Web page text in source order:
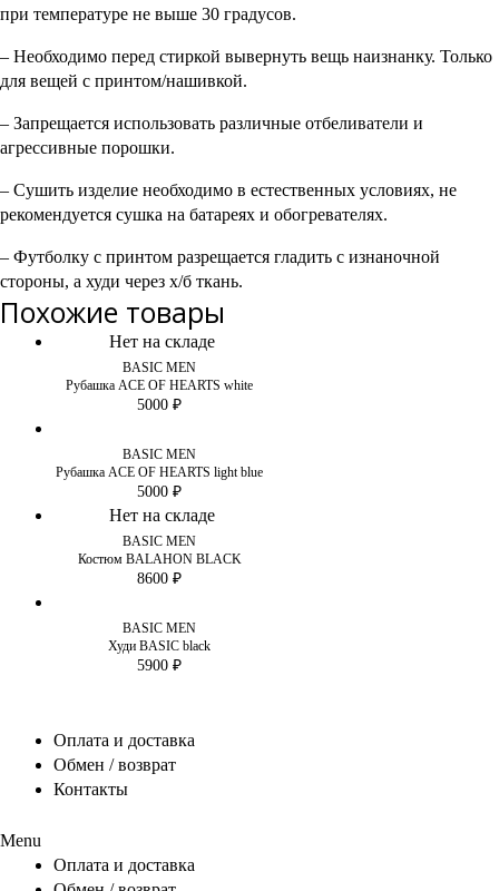
при температуре не выше 30 градусов.
– Необходимо перед стиркой вывернуть вещь наизнанку. Только
для вещей с принтом/нашивкой.
– Запрещается использовать различные отбеливатели и
агрессивные порошки.
– Сушить изделие необходимо в естественных условиях, не
рекомендуется сушка на батареях и обогревателях.
– Футболку с принтом разрещается гладить с изнаночной
стороны, а худи через х/б ткань.
Похожие товары
Нет на складе
BASIC MEN
Рубашка ACE OF HEARTS white
5000 ₽
BASIC MEN
Рубашка ACE OF HEARTS light blue
5000 ₽
Нет на складе
BASIC MEN
Костюм BALAHON BLACK
8600 ₽
BASIC MEN
Худи BASIC black
5900 ₽
Оплата и доставка
Обмен / возврат
Контакты
Menu
Оплата и доставка